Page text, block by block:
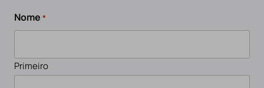
Nome *
Primeiro